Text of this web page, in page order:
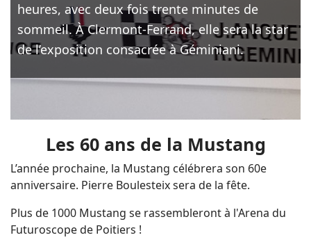
heures, avec deux fois trente minutes de
sommeil. À Clermont-Ferrand, elle sera la star
de l’exposition consacrée à Géminiani.
Les 60 ans de la Mustang
L’année prochaine, la Mustang célébrera son 60e
anniversaire. Pierre Boulesteix sera de la fête.
Plus de 1000 Mustang se rassembleront à l'Arena du
Futuroscope de Poitiers !